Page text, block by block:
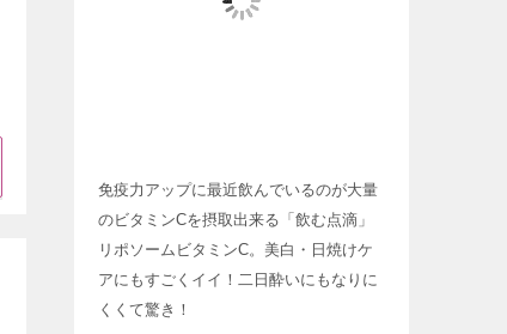
免疫力アップに最近飲んでいるのが大量
のビタミンCを摂取出来る「飲む点滴」
リポソームビタミンC。美白・日焼けケ
アにもすごくイイ！二日酔いにもなりに
くくて驚き！